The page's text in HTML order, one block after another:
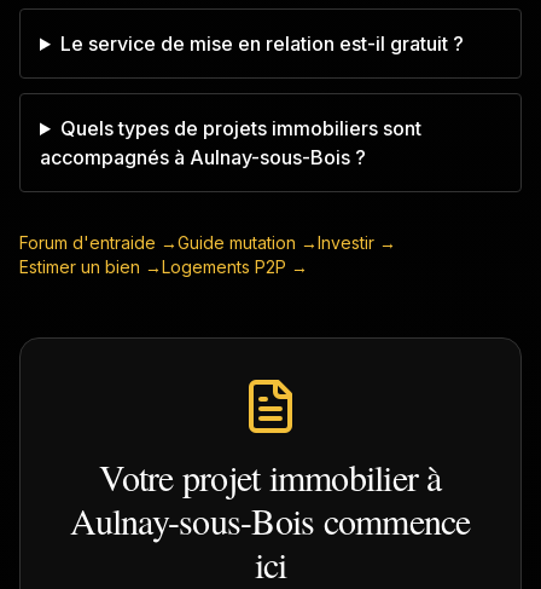
Le service de mise en relation est-il gratuit ?
Quels types de projets immobiliers sont
accompagnés à Aulnay-sous-Bois ?
Forum d'entraide →Guide mutation →Investir →
Estimer un bien →Logements P2P →
Votre projet immobilier à
Aulnay-sous-Bois commence
ici